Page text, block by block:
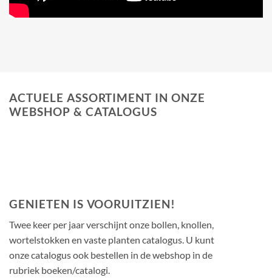
ACTUELE ASSORTIMENT IN ONZE
WEBSHOP & CATALOGUS
GENIETEN IS VOORUITZIEN!
Twee keer per jaar verschijnt onze bollen, knollen,
wortelstokken en vaste planten catalogus. U kunt
onze catalogus ook bestellen in de webshop in de
rubriek boeken/catalogi.